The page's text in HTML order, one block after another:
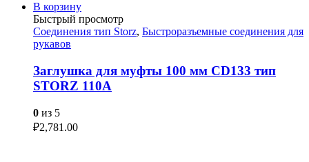
В корзину
Быстрый просмотр
Соединения тип Storz, Быстроразъемные соединения для
рукавов
Заглушка для муфты 100 мм CD133 тип
STORZ 110A
0 из 5
₽2,781.00